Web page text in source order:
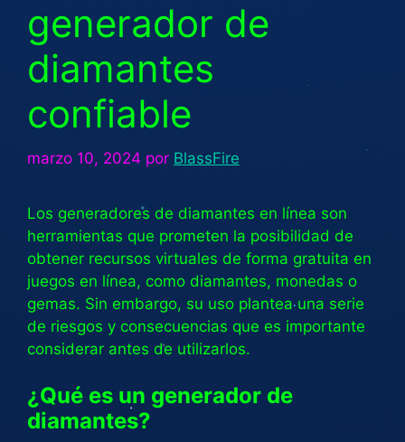
generador de
diamantes
confiable
marzo 10, 2024 por BlassFire
Los generadores de diamantes en línea son
herramientas que prometen la posibilidad de
obtener recursos virtuales de forma gratuita en
juegos en línea, como diamantes, monedas o
gemas. Sin embargo, su uso plantea una serie
de riesgos y consecuencias que es importante
considerar antes de utilizarlos.
¿Qué es un generador de
diamantes?